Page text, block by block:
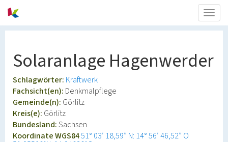
Solaranlage Hagenwerder
Schlagwörter: Kraftwerk
Fachsicht(en): Denkmalpflege
Gemeinde(n): Görlitz
Kreis(e): Görlitz
Bundesland:Sachsen
Koordinate WGS8451° 03′ 18,59″ N: 14° 56′ 46,52″ O